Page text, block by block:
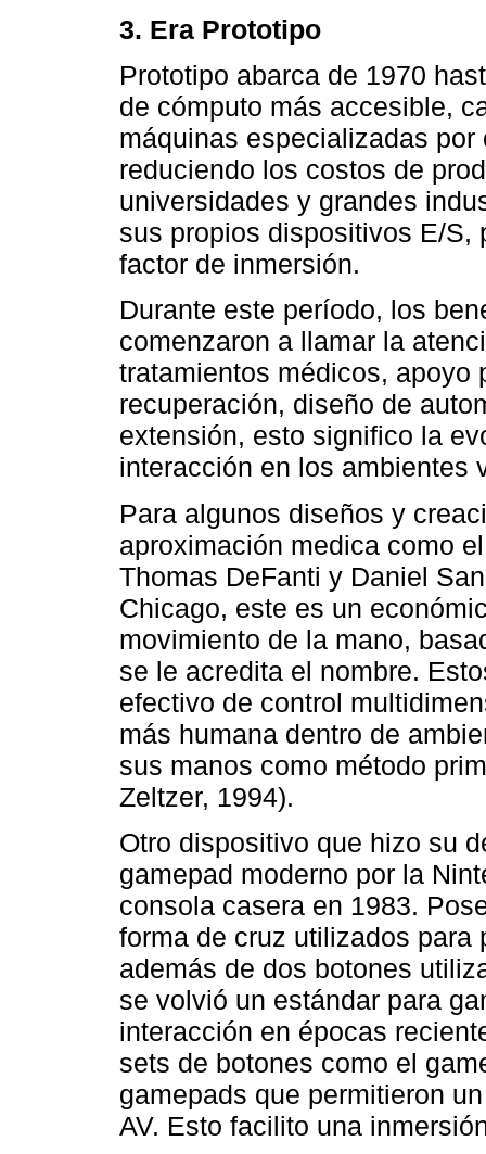
3. Era Prototipo
Prototipo abarca de 1970
de cómputo más accesible,
máquinas especializadas
reduciendo los costos de
universidades y grandes
sus propios dispositivos E/S,
factor de inmersión.
Durante este período, los
comenzaron a llamar la
tratamientos médicos, apoyo
recuperación, diseño de
extensión, esto significo la
interacción en los ambientes
Para algunos diseños y
aproximación medica como
Thomas DeFanti y Daniel
Chicago, este es un
movimiento de la mano,
se le acredita el nombre.
efectivo de control
más humana dentro de
sus manos como método
Zeltzer, 1994).
Otro dispositivo que hizo su
gamepad moderno por la
consola casera en 1983.
forma de cruz utilizados para
además de dos botones
se volvió un estándar para
interacción en épocas
sets de botones como el
gamepads que permitieron
AV. Esto facilito una